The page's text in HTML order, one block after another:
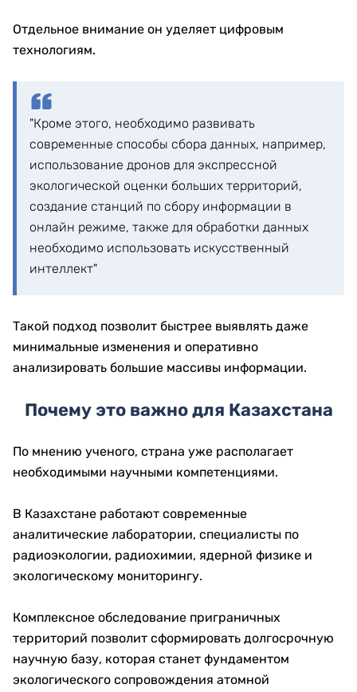
Отдельное внимание он уделяет цифровым
технологиям.
"Кроме этого, необходимо развивать
современные способы сбора данных, например,
использование дронов для экспрессной
экологической оценки больших территорий,
создание станций по сбору информации в
онлайн режиме, также для обработки данных
необходимо использовать искусственный
интеллект"
Такой подход позволит быстрее выявлять даже
минимальные изменения и оперативно
анализировать большие массивы информации.
Почему это важно для Казахстана
По мнению ученого, страна уже располагает
необходимыми научными компетенциями.
В Казахстане работают современные
аналитические лаборатории, специалисты по
радиоэкологии, радиохимии, ядерной физике и
экологическому мониторингу.
Комплексное обследование приграничных
территорий позволит сформировать долгосрочную
научную базу, которая станет фундаментом
экологического сопровождения атомной